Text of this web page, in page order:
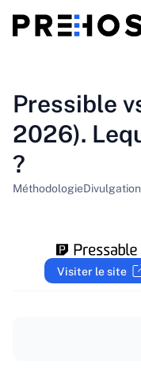
Comparaisons
FR
Pressible
2026).
?
MéthodologieDivulgation
Visiter le site